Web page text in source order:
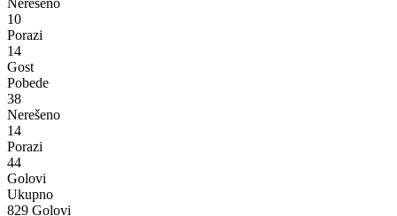
10
Porazi
14
Gost
Pobede
38
Nerešeno
14
Porazi
44
Golovi
Ukupno
829 Golovi